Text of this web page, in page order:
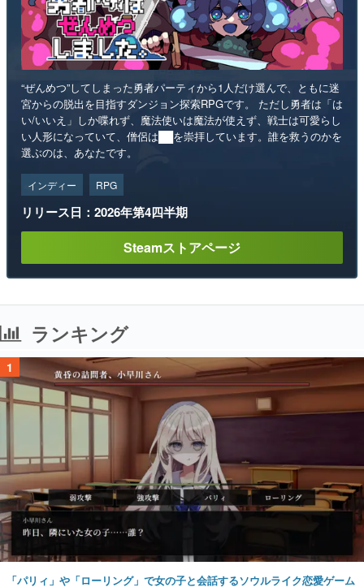
“ぜんめつ”してしまった勇者パーティから1人だけ選んで、ともに迷
宮からの脱出を目指すダンジョン探索RPGです。 ただし勇者は「は
い/いいえ」しか喋れず、魔法使いは魔法が使えず、戦士は可愛らし
い人形になっていて、僧侶は██を崇拝しています。誰を救うのかを
選ぶのは、あなたです。
インディー RPG
リリース日：2026年第4四半期
Steamストアページ
ランキング
1
「パリィ」や「ローリング」で女の子と会話するソウルライク恋愛ゲーム